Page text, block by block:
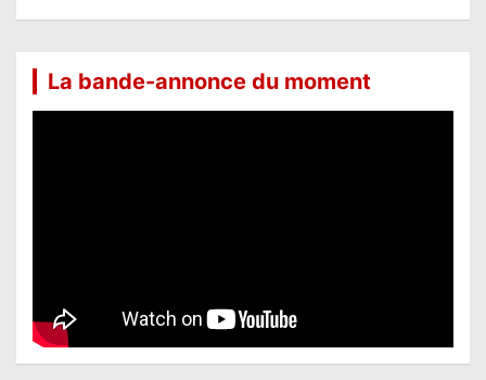
La bande-annonce du moment